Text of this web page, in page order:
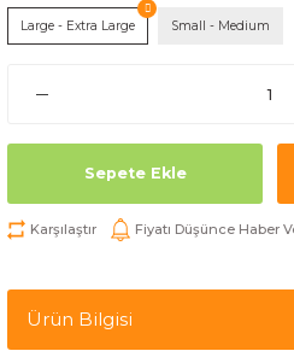
Large - Extra Large Small - Medium
Sepete Ekle
Karşılaştır Fiyatı Düşünce Haber
Ürün Bilgisi